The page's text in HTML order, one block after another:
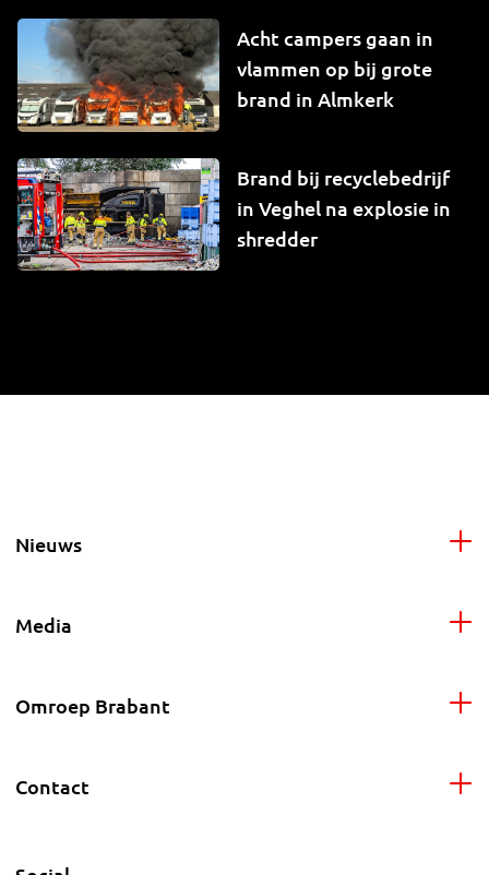
Acht campers gaan in
vlammen op bij grote
brand in Almkerk
Brand bij recyclebedrijf
in Veghel na explosie in
shredder
Nieuws
Media
Omroep Brabant
Contact